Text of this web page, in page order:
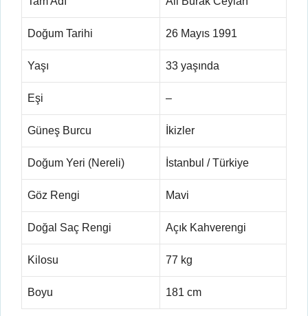
Doğum Tarihi 26 Mayıs 1991
Yaşı 33 yaşında
Eşi –
Güneş Burcu İkizler
Doğum Yeri (Nereli) İstanbul / Türkiye
Göz Rengi Mavi
Doğal Saç Rengi Açık Kahverengi
Kilosu 77 kg
Boyu 181 cm